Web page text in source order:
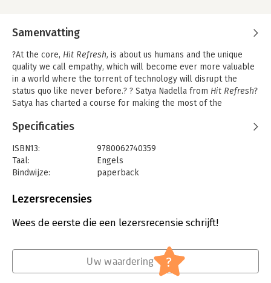
Samenvatting
?At the core, Hit Refresh, is about us humans and the unique
quality we call empathy, which will become ever more valuable
in a world where the torrent of technology will disrupt the
status quo like never before.? ? Satya Nadella from Hit Refresh?
Satya has charted a course for making the most of the
hard questions.? ? Bill Gates from the Foreword of
change, about the transformation happening inside of Microsoft
and the technology that will soon impact all of our lives?the
arrival of the most exciting and disruptive wave of technology
reality, and quantum computing. It's about how people,
refresh? in their persistent quest for new energy, new ideas,
inside story of the company's continuing transformation, tracing
his own personal journey from a childhood in India to leading
some of the most significant technological changes in the
Specificaties
ISBN13:
9780062740359
Taal:
Engels
Bindwijze:
paperback
Uitgever:
Lezersrecensies
Wees de eerste die een lezersrecensie schrijft!
Uw waardering ?